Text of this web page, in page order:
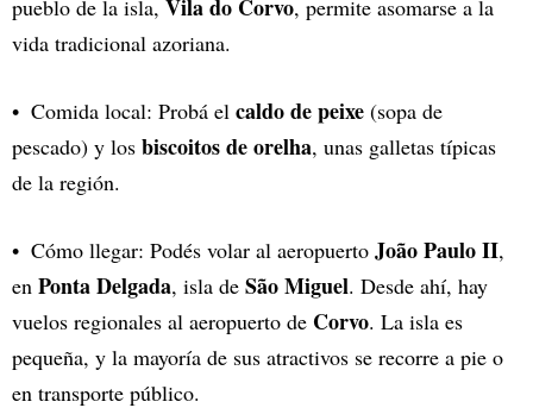
pueblo de la isla, Vila do Corvo, permite asomarse a la
vida tradicional azoriana.
Comida local: Probá el caldo de peixe (sopa de
pescado) y los biscoitos de orelha, unas galletas típicas
de la región.
Cómo llegar: Podés volar al aeropuerto João Paulo II,
en Ponta Delgada, isla de São Miguel. Desde ahí, hay
vuelos regionales al aeropuerto de Corvo. La isla es
pequeña, y la mayoría de sus atractivos se recorre a pie o
en transporte público.